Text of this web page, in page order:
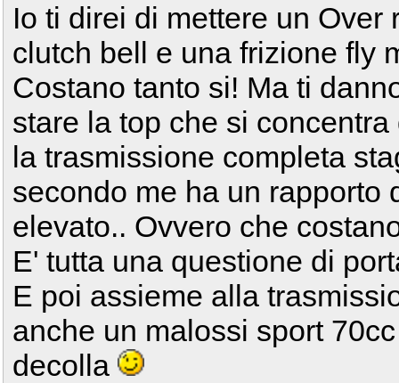
Io ti direi di mettere un
clutch bell e una frizione fly
Costano tanto si! Ma ti
stare la top che si
la trasmissione completa
secondo me ha un rapporto
elevato.. Ovvero che
E' tutta una questione di
E poi assieme alla
anche un malossi sport
decolla